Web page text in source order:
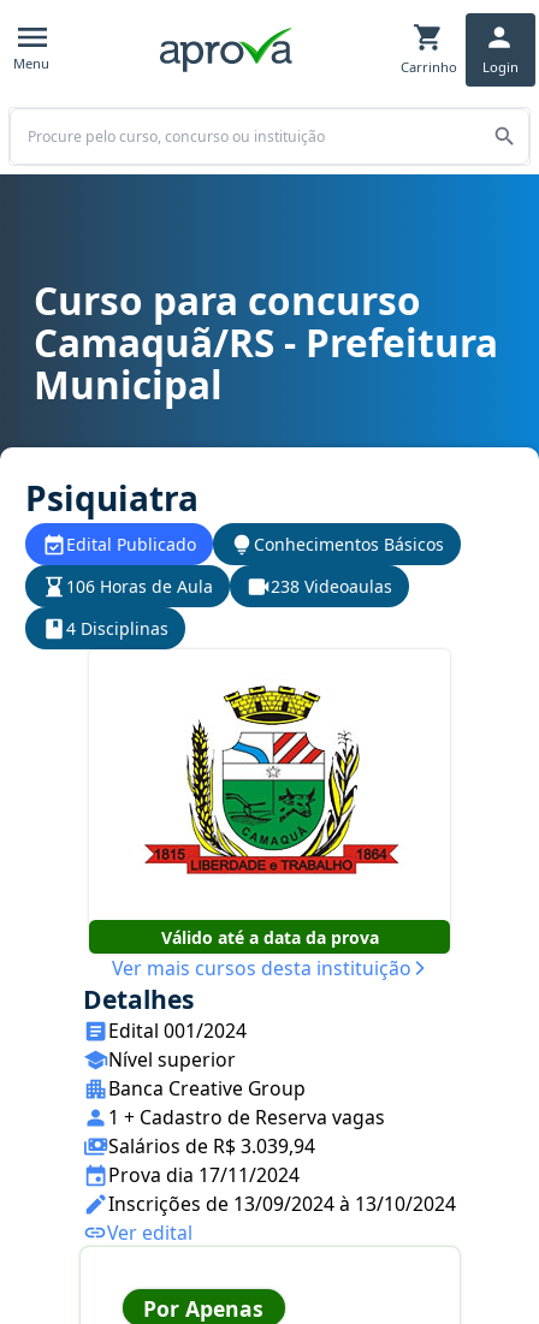
Menu Carrinho Login
Buscar
Curso para concurso Camaquã/RS - Prefeitura Municipal cargo
Curso para concurso
Camaquã/RS - Prefeitura
Municipal
Psiquiatra
Edital Publicado
Conhecimentos Básicos
106 Horas de Aula
238 Videoaulas
4 Disciplinas
Válido até a data da prova
Ver mais cursos desta instituição
Detalhes
Edital 001/2024
Nível superior
Banca Creative Group
1 + Cadastro de Reserva vagas
Salários de R$ 3.039,94
Prova dia 17/11/2024
Inscrições de 13/09/2024 à 13/10/2024
Ver edital
Por Apenas